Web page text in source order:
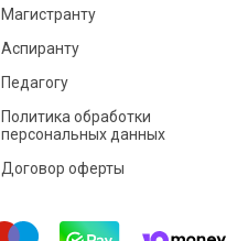
Магистранту
Аспиранту
Педагогу
Политика обработки
персональных данных
Договор оферты